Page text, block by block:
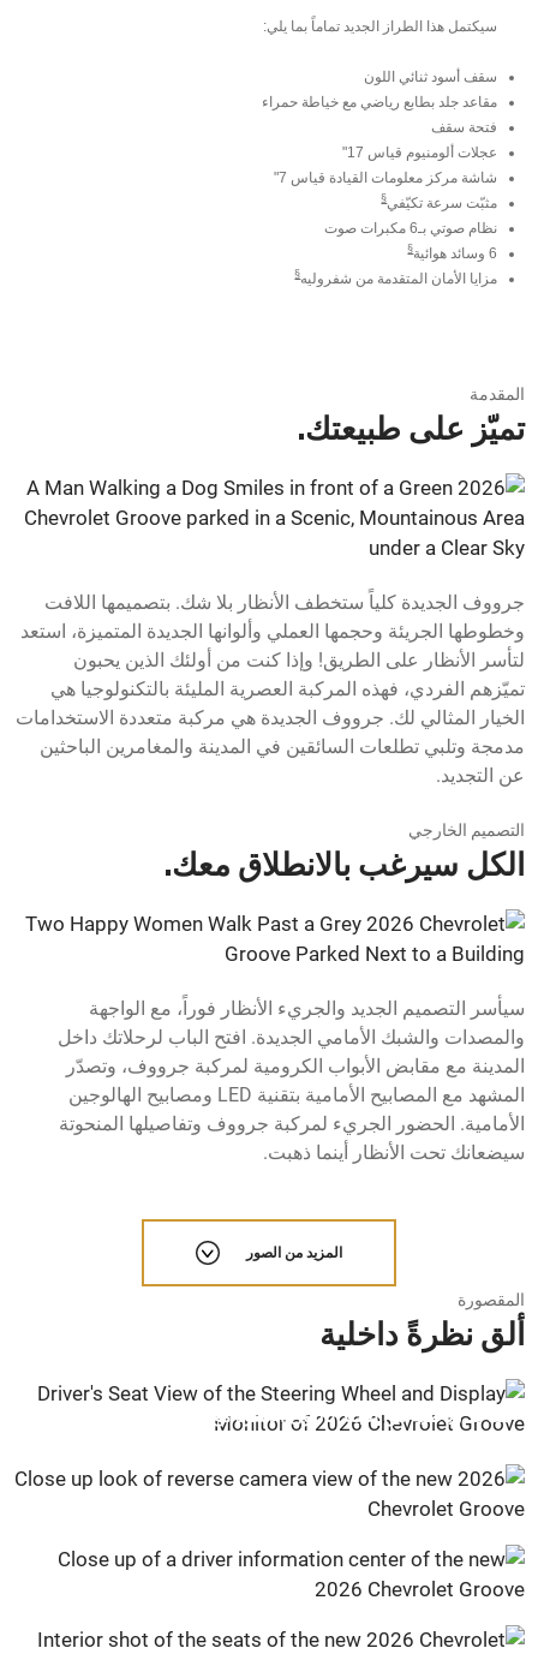
سيكتمل هذا الطراز الجديد تماماً بما يلي:
سقف أسود ثنائي اللون
مقاعد جلد بطابع رياضي مع خياطة حمراء
فتحة سقف
عجلات ألومنيوم قياس 17"
شاشة مركز معلومات القيادة قياس 7"
مثبّت سرعة تكيّفي
نظام صوتي بـ6 مكبرات صوت
6 وسائد هوائية
§
مزايا الأمان المتقدمة من شفروليه§
المقدمة
تميّز على طبيعتك.
جرووف الجديدة كلياً ستخطف الأنظار بلا شك. بتصميمها اللافت
وخطوطها الجريئة وحجمها العملي وألوانها الجديدة المتميزة، استعد
لتأسر الأنظار على الطريق! وإذا كنت من أولئك الذين يحبون
تميّزهم الفردي، فهذه المركبة العصرية المليئة بالتكنولوجيا هي
الخيار المثالي لك. جرووف الجديدة هي مركبة متعددة الاستخدامات
مدمجة وتلبي تطلعات السائقين في المدينة والمغامرين الباحثين
عن التجديد.
التصميم الخارجي
الكل سيرغب بالانطلاق معك.
سيأسر التصميم الجديد والجريء الأنظار فوراً، مع الواجهة
والمصدات والشبك الأمامي الجديدة. افتح الباب لرحلاتك داخل
المدينة مع مقابض الأبواب الكرومية لمركبة جرووف، وتصدّر
المشهد مع المصابيح الأمامية بتقنية LED ومصابيح الهالوجين
الأمامية. الحضور الجريء لمركبة جرووف وتفاصيلها المنحوتة
سيضعانك تحت الأنظار أينما ذهبت.
المزيد من الصور
المقصورة
ألق نظرةً داخلية
مقاعد رياضية من الجلد باللون الأسود مع خياطة باللون الأحمر.